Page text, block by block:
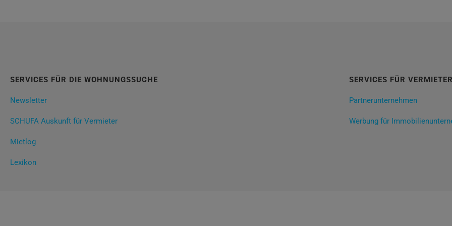
SERVICES FÜR DIE WOHNUNGSSUCHE
Newsletter
SCHUFA Auskunft für Vermieter
Mietlog
Lexikon
SERVICES FÜR VERMIETER
Partnerunternehmen
Werbung für